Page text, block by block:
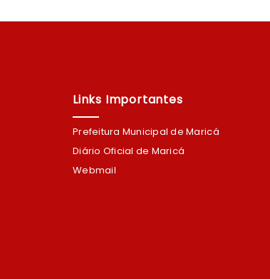
Links Importantes
Prefeitura Municipal de Maricá
Diário Oficial de Maricá
Webmail